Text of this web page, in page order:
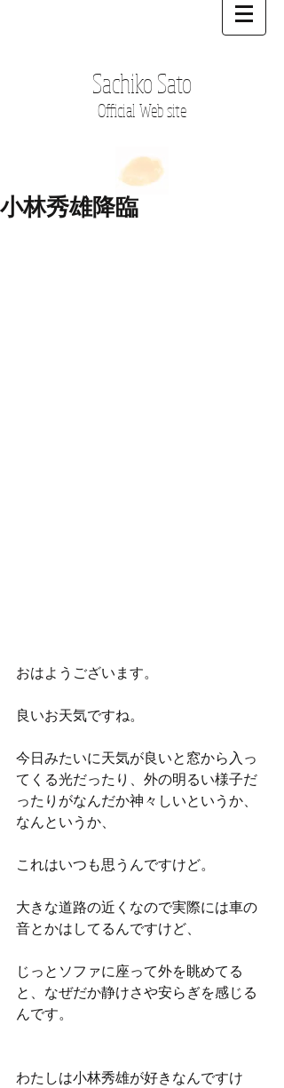
Sachiko Sato
Official Web site
小林秀雄降臨
おはようございます。
良いお天気ですね。
今日みたいに天気が良いと窓から入っ
てくる光だったり、外の明るい様子だ
ったりがなんだか神々しいというか、
なんというか、
これはいつも思うんですけど。
大きな道路の近くなので実際には車の
音とかはしてるんですけど、
じっとソファに座って外を眺めてる
と、なぜだか静けさや安らぎを感じる
んです。
わたしは小林秀雄が好きなんですけ